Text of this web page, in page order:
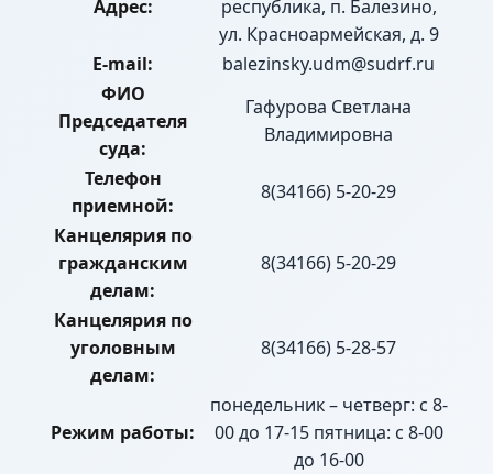
Адрес:
республика, п. Балезино,
ул. Красноармейская, д. 9
E-mail:
balezinsky.udm@sudrf.ru
ФИО
Председателя
суда:
Гафурова Светлана
Владимировна
Телефон
приемной:
8(34166) 5-20-29
Канцелярия по
гражданским
делам:
8(34166) 5-20-29
Канцелярия по
уголовным
делам:
8(34166) 5-28-57
Режим работы:
понедельник – четверг: с 8-
00 до 17-15 пятница: с 8-00
до 16-00